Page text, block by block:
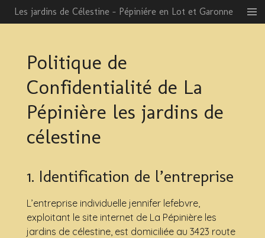
Passer
au
principal
Les jardins de Célestine - Pépiniére en Lot et Garonne
Politique de
Confidentialité de La
Pépinière les jardins de
célestine
1. Identification de l’entreprise
L’entreprise individuelle jennifer lefebvre,
exploitant le site internet de La Pépinière les
jardins de célestine, est domiciliée au 3423 route